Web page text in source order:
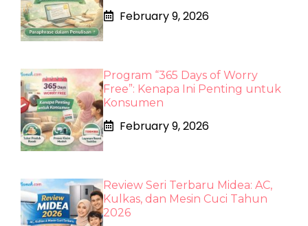
February 9, 2026
Program “365 Days of Worry
Free”: Kenapa Ini Penting untuk
Konsumen
February 9, 2026
Review Seri Terbaru Midea: AC,
Kulkas, dan Mesin Cuci Tahun
2026